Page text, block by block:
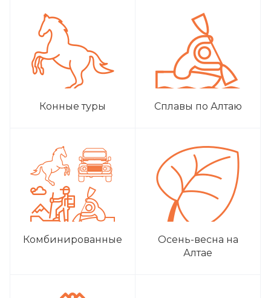
Конные туры Сплавы по Алтаю
Комбинированные
Осень-весна на
Алтае